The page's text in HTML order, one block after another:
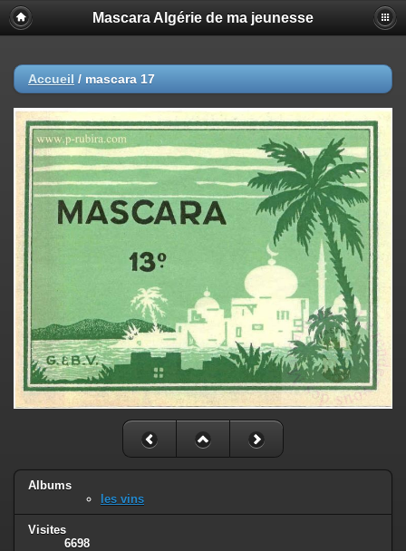
Mascara Algérie de ma jeunesse
Accueil / mascara 17
Albums
les vins
Visites
6698